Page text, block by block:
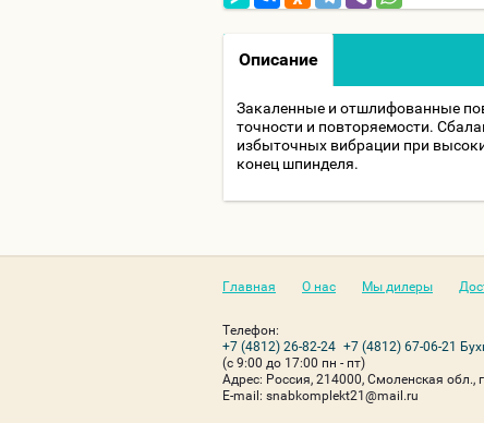
Описание
Закаленные и отшлифованные
точности и повторяемости.
избыточных вибрации при
конец шпинделя.
Главная О нас Мы дилеры
Телефон:
+7 (4812) 26-82-24 +7 (4812) 67-06-21
(с 9:00 до 17:00 пн - пт)
Адрес: Россия, 214000, Смоленская обл.,
Е-mail: snabkomplekt21@mail.ru